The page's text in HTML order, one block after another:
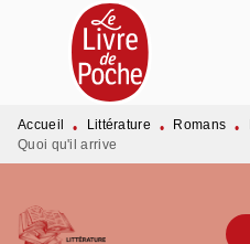
MENU RECHERCHE
PIED DE PAGE
Accueil • Littérature • Romans •
Quoi qu'il arrive